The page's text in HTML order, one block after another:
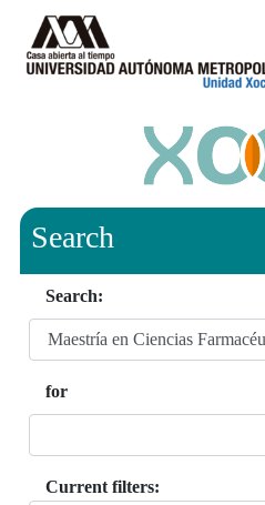
Search
Search:
for
Current filters: